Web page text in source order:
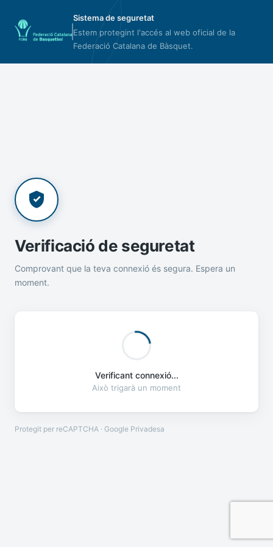
Sistema de seguretat
Estem protegint l'accés al web oficial de la
Federació Catalana de Bàsquet.
Verificació de seguretat
Comprovant que la teva connexió és segura. Espera un
moment.
Verificant connexió...
Això trigarà un moment
Protegit per reCAPTCHA · Google Privadesa